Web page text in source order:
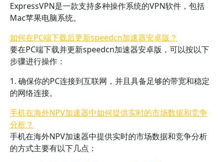
ExpressVPN是一款支持多种操作系统的VPN软件，包括
Mac苹果电脑系统。
如何在PC端下载后更新speedcn加速器安卓版？
要在PC端下载并更新speedcn加速器安卓版，可以按以下
步骤进行操作：
1. 确保你的PC连接到互联网，并且具备足够的带宽和稳定
的网络连接。
手机在海外NPV加速器中如何提供实时的市场数据和竞争
分析？
手机在海外NPV加速器中提供实时的市场数据和竞争分析
的方式主要有以下几点：